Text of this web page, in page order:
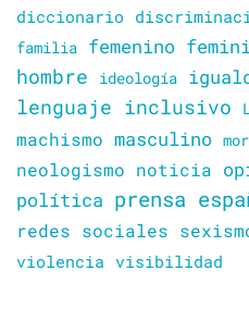
diccionario
familia femenino
hombre
ideología
lenguaje inclusivo
machismo masculino
neologismo noticia
política prensa
redes sociales
violencia visibilidad